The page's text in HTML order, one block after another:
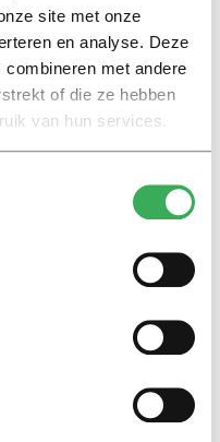
site met onze
en analyse. Deze
met andere
of die ze hebben
van hun services.
het EK #6